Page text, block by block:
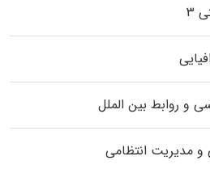
۳
و روابط بین الملل
و مدیریت انتظامی